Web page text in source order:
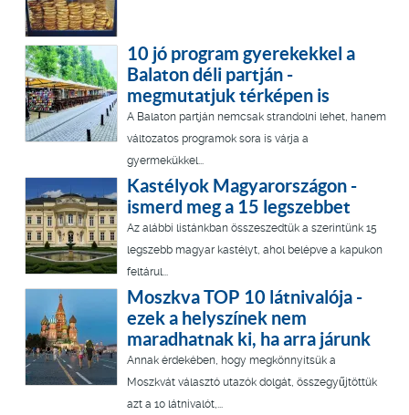
10 jó program gyerekekkel a
Balaton déli partján -
megmutatjuk térképen is
A Balaton partján nemcsak strandolni lehet, hanem
változatos programok sora is várja a
gyermekükkel...
Kastélyok Magyarországon -
ismerd meg a 15 legszebbet
Az alábbi listánkban összeszedtük a szerintünk 15
legszebb magyar kastélyt, ahol belépve a kapukon
feltárul...
Moszkva TOP 10 látnivalója -
ezek a helyszínek nem
maradhatnak ki, ha arra járunk
Annak érdekében, hogy megkönnyítsük a
Moszkvát választó utazók dolgát, összegyűjtöttük
azt a 10 látnivalót,...